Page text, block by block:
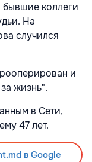
бывшие коллеги
На
случился
и
жизнь".
в Сети,
47 лет.
в Google